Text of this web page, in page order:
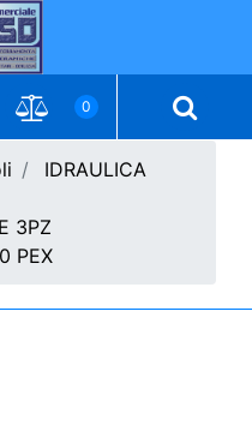
0
IDRAULICA
3PZ
PEX